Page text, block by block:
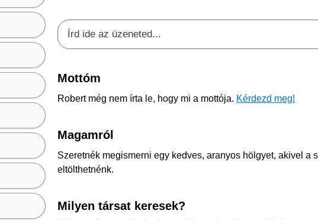
Mottóm
Robert még nem írta le, hogy mi a mottója. Kérdezd meg!
Magamról
Szeretnék megismerni egy kedves, aranyos hölgyet, akivel a
eltölthetnénk.
Milyen társat keresek?